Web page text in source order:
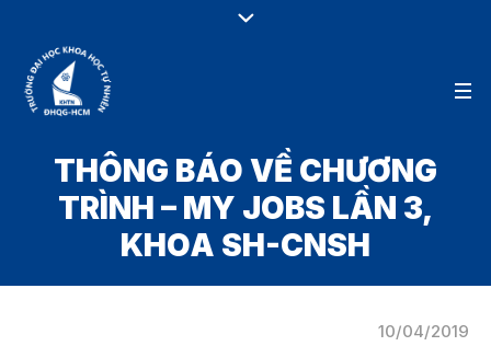
THÔNG BÁO VỀ CHƯƠNG
TRÌNH – MY JOBS LẦN 3,
KHOA SH-CNSH
10/04/2019